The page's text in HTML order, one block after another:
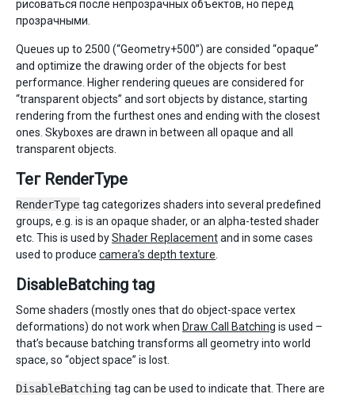
рисоваться после непрозрачных объектов, но перед
прозрачными.
Queues up to 2500 (“Geometry+500”) are consided “opaque”
and optimize the drawing order of the objects for best
performance. Higher rendering queues are considered for
“transparent objects” and sort objects by distance, starting
rendering from the furthest ones and ending with the closest
ones. Skyboxes are drawn in between all opaque and all
transparent objects.
Тег RenderType
RenderType tag categorizes shaders into several predefined
groups, e.g. is is an opaque shader, or an alpha-tested shader
etc. This is used byShader Replacementand in some cases
used to produce camera’s depth texture
DisableBatching tag
Some shaders (mostly ones that do object-space vertex
deformations) do not work when Draw Call Batching is used –
that’s because batching transforms all geometry into world
space, so “object space” is lost.
DisableBatching tag can be used to indicate that. There are